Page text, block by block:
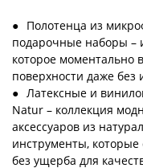
Полотенца из
подарочные наборы –
которое моментально
поверхности даже
Латексные и
Natur – коллекция
аксессуаров из
инструменты, которые
без ущерба для